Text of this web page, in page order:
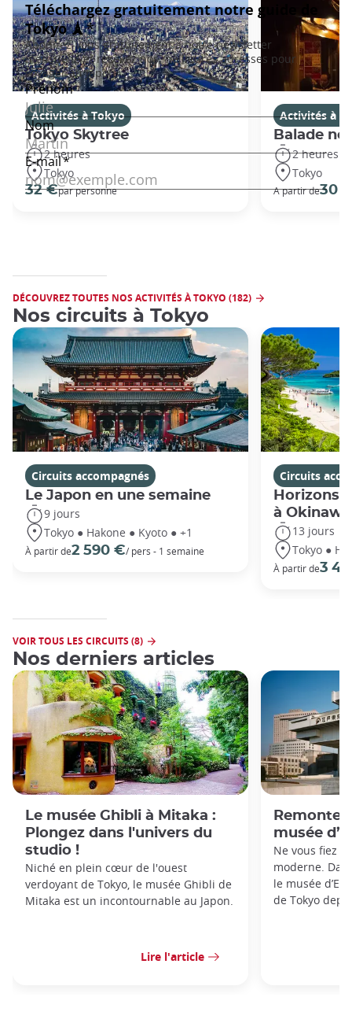
Activités à Tokyo
Tokyo Skytree
2 heures
Tokyo
32 €par personne
Activités à
Balade
2 heures
Tokyo
A partir de30
DÉCOUVREZ TOUTES NOS ACTIVITÉS À TOKYO (182)
Nos circuits à Tokyo
Circuits accompagnés
Le Japon en une semaine
9 jours
Tokyo ● Hakone ● Kyoto ● +1
À partir de2 590 €/ pers - 1 semaine
Circuits
Horizons
à Okinawa
13 jours
Tokyo ●
À partir de3
VOIR TOUS LES CIRCUITS (8)
Nos derniers articles
Le musée Ghibli à Mitaka :
Plongez dans l'univers du
studio !
Niché en plein cœur de l'ouest
verdoyant de Tokyo, le musée Ghibli de
Mitaka est un incontournable au Japon.
Lire l'article
musée
Ne vous fiez
moderne.
le musée
de Tokyo